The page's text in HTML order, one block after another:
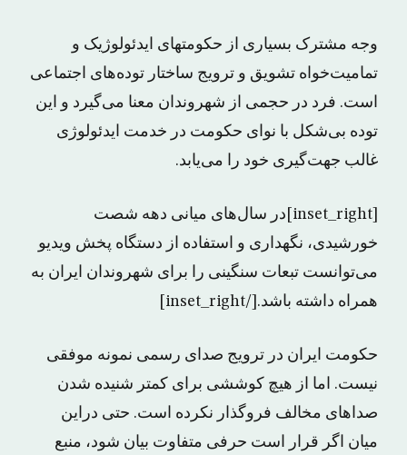
وجه مشترک بسیاری از حکومتهای ایدئولوژیک و
تمامیت‌خواه تشویق و ترویج ساختار توده‌های اجتماعی
است. فرد در حجمی از شهروندان معنا می‌گیرد و این
توده بی‌شکل با نوای حکومت در خدمت ایدئولوژی
غالب جهت‌گیری خود را می‌یابد.
[inset_right]در سال‌های میانی دهه شصت
خورشیدی، نگهداری و استفاده از دستگاه پخش ویدیو
می‌توانست تبعات سنگینی را برای شهروندان ایران به
همراه داشته باشد.[/inset_right]
حکومت ایران در ترویج صدای رسمی نمونه موفقی
نیست. اما از هیچ کوششی برای کمتر شنیده شدن
صداهای مخالف فروگذار نکرده است. حتی دراین
میان اگر قرار است حرفی متفاوت بیان شود، منبع